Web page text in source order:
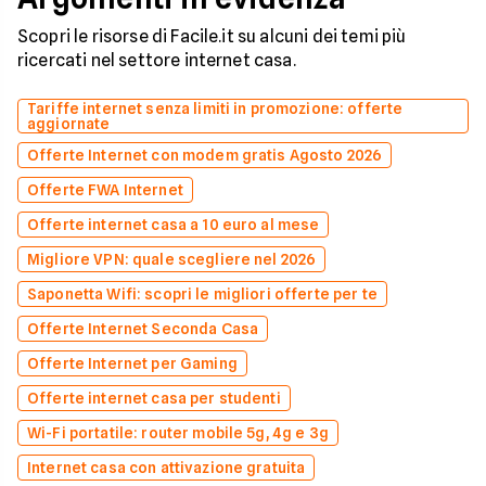
Scopri le risorse di Facile.it su alcuni dei temi più
ricercati nel settore internet casa.
Tariffe internet senza limiti in promozione: offerte
aggiornate
Offerte Internet con modem gratis Agosto 2026
Offerte FWA Internet
Offerte internet casa a 10 euro al mese
Migliore VPN: quale scegliere nel 2026
Saponetta Wifi: scopri le migliori offerte per te
Offerte Internet Seconda Casa
Offerte Internet per Gaming
Offerte internet casa per studenti
Wi-Fi portatile: router mobile 5g, 4g e 3g
Internet casa con attivazione gratuita